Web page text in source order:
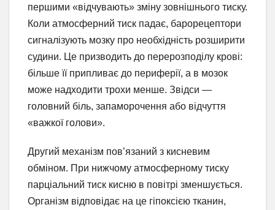
першими «відчувають» зміну зовнішнього тиску.
Коли атмосферний тиск падає, барорецептори
сигналізують мозку про необхідність розширити
судини. Це призводить до перерозподілу крові:
більше її припливає до периферії, а в мозок
може надходити трохи менше. Звідси —
головний біль, запаморочення або відчуття
«важкої голови».
Другий механізм пов’язаний з кисневим
обміном. При нижчому атмосферному тиску
парціальний тиск кисню в повітрі зменшується.
Організм відповідає на це гіпоксією тканин,